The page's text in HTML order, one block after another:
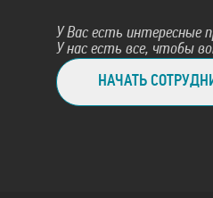
У Вас есть интересные
У нас есть все, чтобы
НАЧАТЬ